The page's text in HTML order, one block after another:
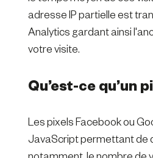
adresse IP partielle est
Analytics gardant ainsi
votre visite.
Qu’est-ce qu’un
Les pixels Facebook ou
JavaScript permettant de